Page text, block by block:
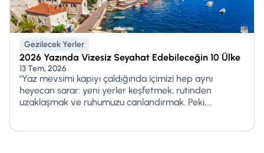
Gezilecek Yerler
2026 Yazında Vizesiz Seyahat Edebileceğin 10 Ülke
13 Tem, 2026
"Yaz mevsimi kapıyı çaldığında içimizi hep aynı
heyecan sarar: yeni yerler keşfetmek, rutinden
uzaklaşmak ve ruhumuzu canlandırmak. Peki,...